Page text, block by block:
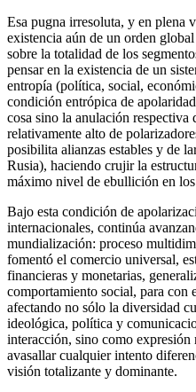
Esa pugna irresoluta, y en plena
existencia aún de un orden
sobre la totalidad de los
pensar en la existencia de un
entropía (política, social,
condición entrópica de
cosa sino la anulación respectiva
relativamente alto de
posibilita alianzas estables y de
Rusia), haciendo crujir la
máximo nivel de ebullición en los
Bajo esta condición de
internacionales, continúa
mundialización: proceso
fomentó el comercio universal,
financieras y monetarias,
comportamiento social, para con
afectando no sólo la diversidad
ideológica, política y
interacción, sino como expresión
avasallar cualquier intento
visión totalizante y dominante.